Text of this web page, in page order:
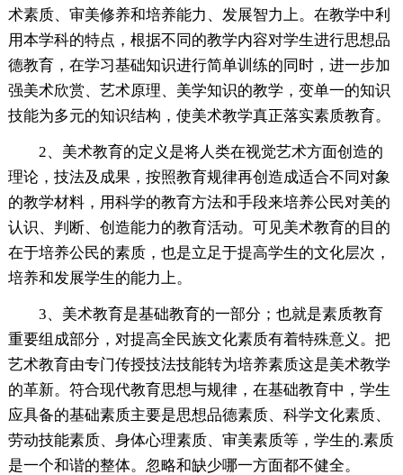
术素质、审美修养和培养能力、发展智力上。在教学中利
用本学科的特点，根据不同的教学内容对学生进行思想品
德教育，在学习基础知识进行简单训练的同时，进一步加
强美术欣赏、艺术原理、美学知识的教学，变单一的知识
技能为多元的知识结构，使美术教学真正落实素质教育。
2、美术教育的定义是将人类在视觉艺术方面创造的
理论，技法及成果，按照教育规律再创造成适合不同对象
的教学材料，用科学的教育方法和手段来培养公民对美的
认识、判断、创造能力的教育活动。可见美术教育的目的
在于培养公民的素质，也是立足于提高学生的文化层次，
培养和发展学生的能力上。
3、美术教育是基础教育的一部分；也就是素质教育
重要组成部分，对提高全民族文化素质有着特殊意义。把
艺术教育由专门传授技法技能转为培养素质这是美术教学
的革新。符合现代教育思想与规律，在基础教育中，学生
应具备的基础素质主要是思想品德素质、科学文化素质、
劳动技能素质、身体心理素质、审美素质等，学生的.素质
是一个和谐的整体。忽略和缺少哪一方面都不健全。